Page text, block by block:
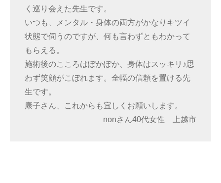
く巡り会えた先生です。
いつも、メンタル・身体の両方がかなりキツイ
状態で伺うのですが、何も言わずともわかって
もらえる。
施術後のこころはぽかぽか、身体はスッキリ♪思
わず笑顔がこぼれます。全幅の信頼を置ける先
生です。
康子さん、これからも宜しくお願いします。
nonさん40代女性 上越市